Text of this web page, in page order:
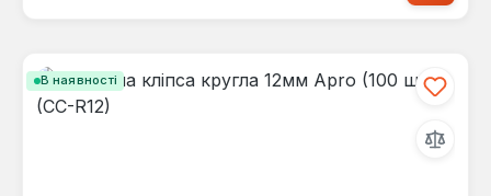
В наявності